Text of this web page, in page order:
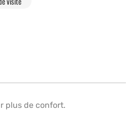
plus de confort.